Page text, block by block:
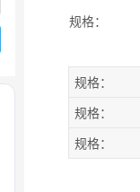
规格：
规格：
规格：
规格：